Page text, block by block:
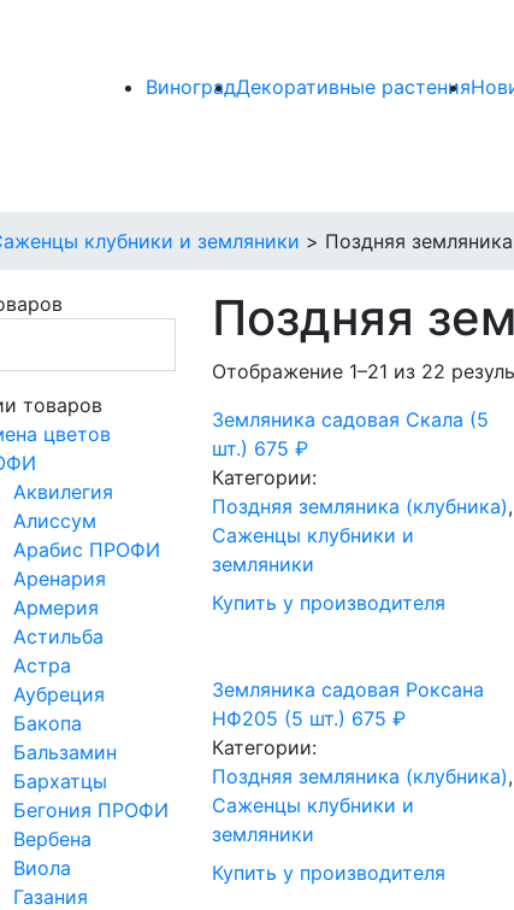
ВиноградДекоративные растения
клубники и земляники > Поздняя
товаров
цветов
Аквилегия
Алиссум
Арабис ПРОФИ
Аренария
Армерия
Астильба
Астра
Аубреция
Бакопа
Бальзамин
Бархатцы
Бегония ПРОФИ
Вербена
Виола
Газания
Поздняя
Отображение 1–21 из 22
Земляника садовая Скала (5
шт.) 675 ₽
Категории:
Поздняя земляника (клубника),
Саженцы клубники и
земляники
Купить у производителя
Земляника садовая Роксана
НФ205 (5 шт.) 675 ₽
Категории:
Поздняя земляника (клубника),
Саженцы клубники и
земляники
Купить у производителя